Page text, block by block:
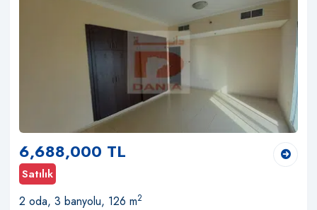
6,688,000 TL
Satılık
2 oda, 3 banyolu, 126 m2